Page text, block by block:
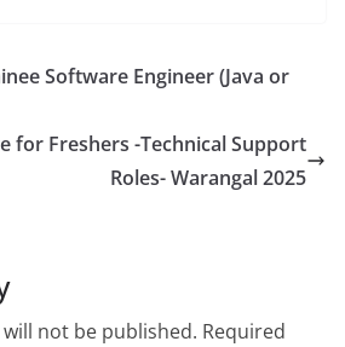
Software Engineer (Java or
for Freshers -Technical Support
Roles- Warangal 2025
not be published. Required